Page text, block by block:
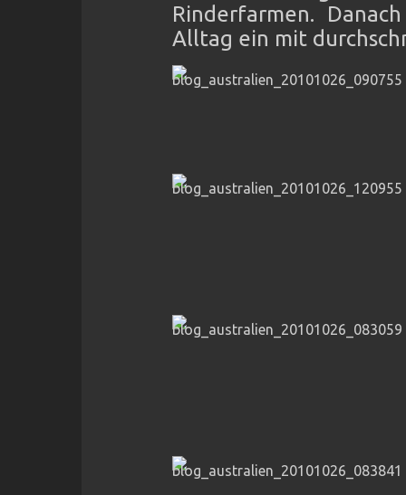
Rinderfarmen.
Alltag ein mit